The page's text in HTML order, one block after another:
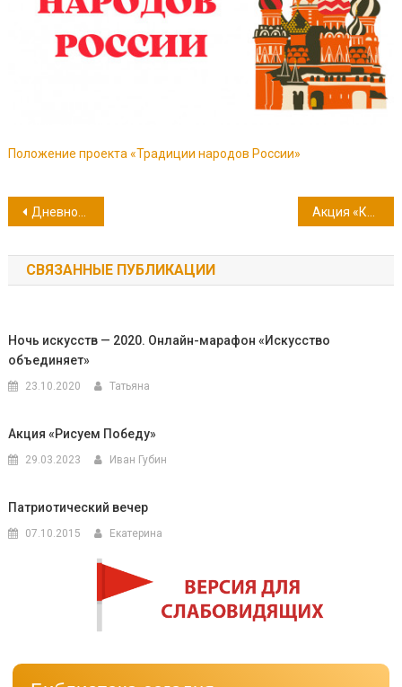
Положение проекта «Традиции народов России»
Навигация
по
записям
Дневной каллиграфический лагерь в Севастополе
СВЯЗАННЫЕ ПУБЛИКАЦИИ
Ночь искусств — 2020. Онлайн-марафон «Искусство
объединяет»
23.10.2020 Татьяна
Акция «Рисуем Победу»
29.03.2023 Иван Губин
Патриотический вечер
07.10.2015 Екатерина